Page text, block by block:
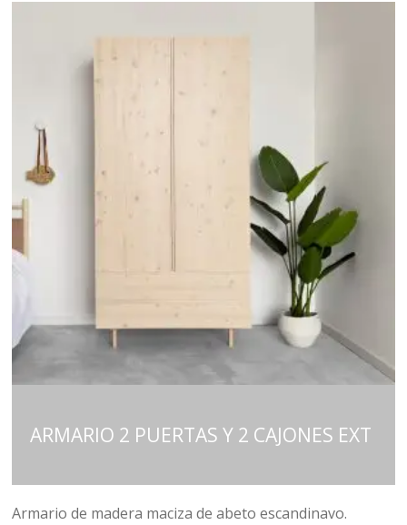
ARMARIO 2 PUERTAS Y 2 CAJONES EXT
Armario de madera maciza de abeto escandinavo.